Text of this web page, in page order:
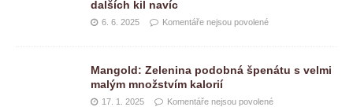
dalších kil navíc
6. 6. 2025 Komentáře nejsou povolené
Mangold: Zelenina podobná špenátu s velmi
malým množstvím kalorií
17. 1. 2025 Komentáře nejsou povolené